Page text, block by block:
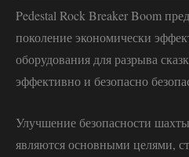
Pedestal Rock Breaker Boom
поколение экономически
оборудования для разрыва
эффективно и безопасно
Улучшение безопасности
являются основными целями,